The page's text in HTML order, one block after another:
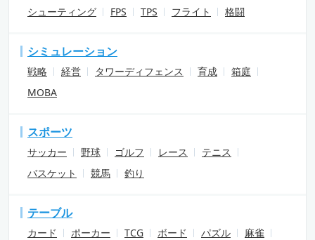
シューティング FPS TPS フライト 格闘
シミュレーション
戦略 経営 タワーディフェンス 育成
箱庭
MOBA
スポーツ
サッカー 野球 ゴルフ レース
テニス
バスケット
競馬 釣り
テーブル
カード ポーカー TCG ボード パズル
麻雀